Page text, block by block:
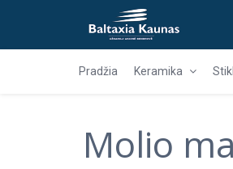
Pradžia Keramika
Molio